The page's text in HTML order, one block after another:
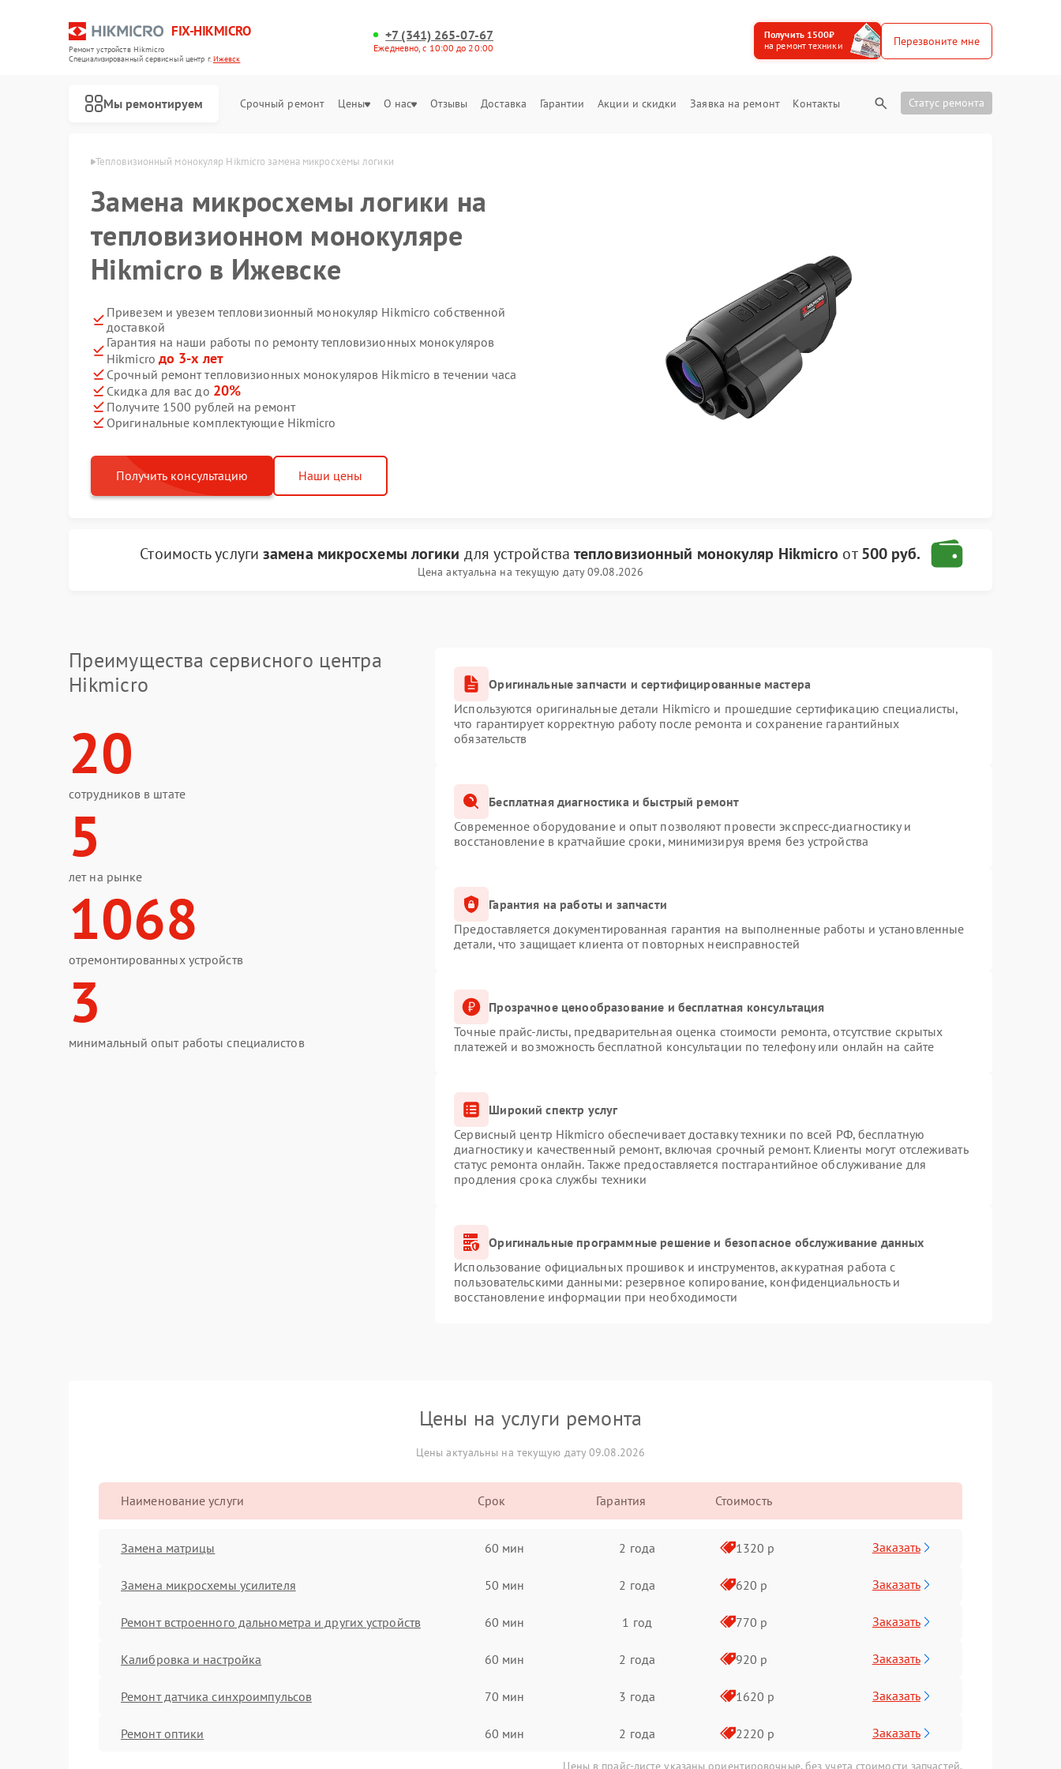
FIX-HIKMICRO
Ремонт устройств Hikmicro
Специализированный cервисный центр г.Ижевск
+7 (341) 265-07-67
Ежедневно, с 10:00 до 20:00
Получить 1500₽
на ремонт техники
Перезвоните мне
Мы ремонтируем Срочный ремонт Цены О нас Отзывы Доставка Гарантии Акции и скидки Заявка на ремонт Контакты Статус ремонта
Тепловизионный монокуляр Hikmicro замена микросхемы логики
Замена микросхемы логики на
тепловизионном монокуляре
Hikmicro в Ижевске
Привезем и увезем тепловизионный монокуляр Hikmicro собственной
доставкой
Гарантия на наши работы по ремонту тепловизионных монокуляров
Hikmicro до 3-х лет
Срочный ремонт тепловизионных монокуляров Hikmicro в течении часа
Скидка для вас до 20%
Получите 1500 рублей на ремонт
Оригинальные комплектующие Hikmicro
Получить консультацию Наши цены
Стоимость услугизамена микросхемы логики для устройстватепловизионный монокуляр Hikmicro от500 руб.
Цена актуальна на текущую дату 09.08.2026
Преимущества сервисного центра
Hikmicro
20
сотрудников в штате
5
лет на рынке
1068
отремонтированных устройств
3
минимальный опыт работы специалистов
Оригинальные запчасти и сертифицированные мастера
Используются оригинальные детали Hikmicro и прошедшие сертификацию специалисты,
что гарантирует корректную работу после ремонта и сохранение гарантийных
обязательств
Бесплатная диагностика и быстрый ремонт
Современное оборудование и опыт позволяют провести экспресс-диагностику и
восстановление в кратчайшие сроки, минимизируя время без устройства
Гарантия на работы и запчасти
Предоставляется документированная гарантия на выполненные работы и установленные
детали, что защищает клиента от повторных неисправностей
Прозрачное ценообразование и бесплатная консультация
Точные прайс-листы, предварительная оценка стоимости ремонта, отсутствие скрытых
платежей и возможность бесплатной консультации по телефону или онлайн на сайте
Широкий спектр услуг
Сервисный центр Hikmicro обеспечивает доставку техники по всей РФ, бесплатную
диагностику и качественный ремонт, включая срочный ремонт. Клиенты могут отслеживать
статус ремонта онлайн. Также предоставляется постгарантийное обслуживание для
продления срока службы техники
Оригинальные программные решение и безопасное обслуживание данных
Использование официальных прошивок и инструментов, аккуратная работа с
пользовательскими данными: резервное копирование, конфиденциальность и
восстановление информации при необходимости
Цены на услуги ремонта
Цены актуальны на текущую дату 09.08.2026
Наименование услуги Срок Гарантия Стоимость
Замена матрицы 60 мин 2 года 1320 р Заказать
Замена микросхемы усилителя 50 мин 2 года 620 р Заказать
Ремонт встроенного дальнометра и других устройств 60 мин 1 год 770 р Заказать
Калибровка и настройка 60 мин 2 года 920 р Заказать
Ремонт датчика синхроимпульсов 70 мин 3 года 1620 р Заказать
Ремонт оптики 60 мин 2 года 2220 р Заказать
Цены в прайс-листе указаны ориентировочные, без учета стоимости запчастей.